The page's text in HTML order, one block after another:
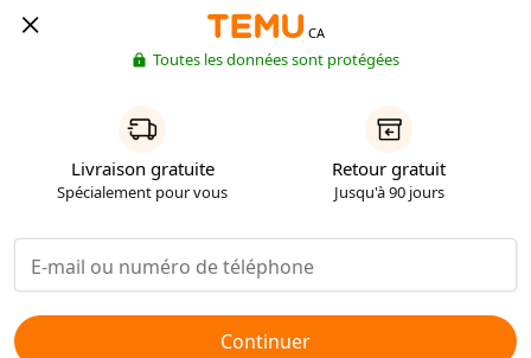
CA
Toutes les données sont protégées
Livraison gratuite
Spécialement pour vous
Retour gratuit
Jusqu'à 90 jours
Continuer